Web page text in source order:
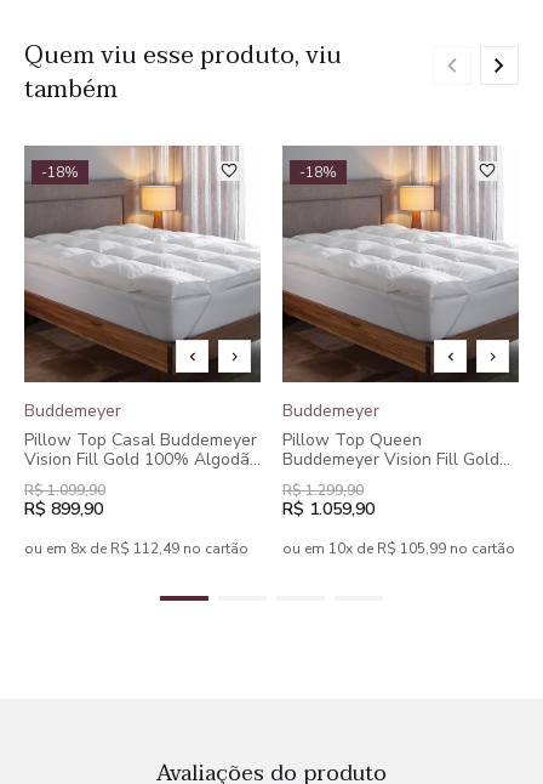
Quem viu esse produto, viu
também
-18%
Buddemeyer
Pillow Top Casal Buddemeyer
Vision Fill Gold 100% Algodão
Acetinado
R$ 1.099,90
R$ 899,90
ou em 8x de R$ 112,49 no cartão
-18%
Buddemeyer
Pillow Top Queen
Buddemeyer Vision Fill Gold
100% Algodão Acetinado
R$ 1.299,90
R$ 1.059,90
ou em 10x de R$ 105,99 no cartão
Avaliações do produto